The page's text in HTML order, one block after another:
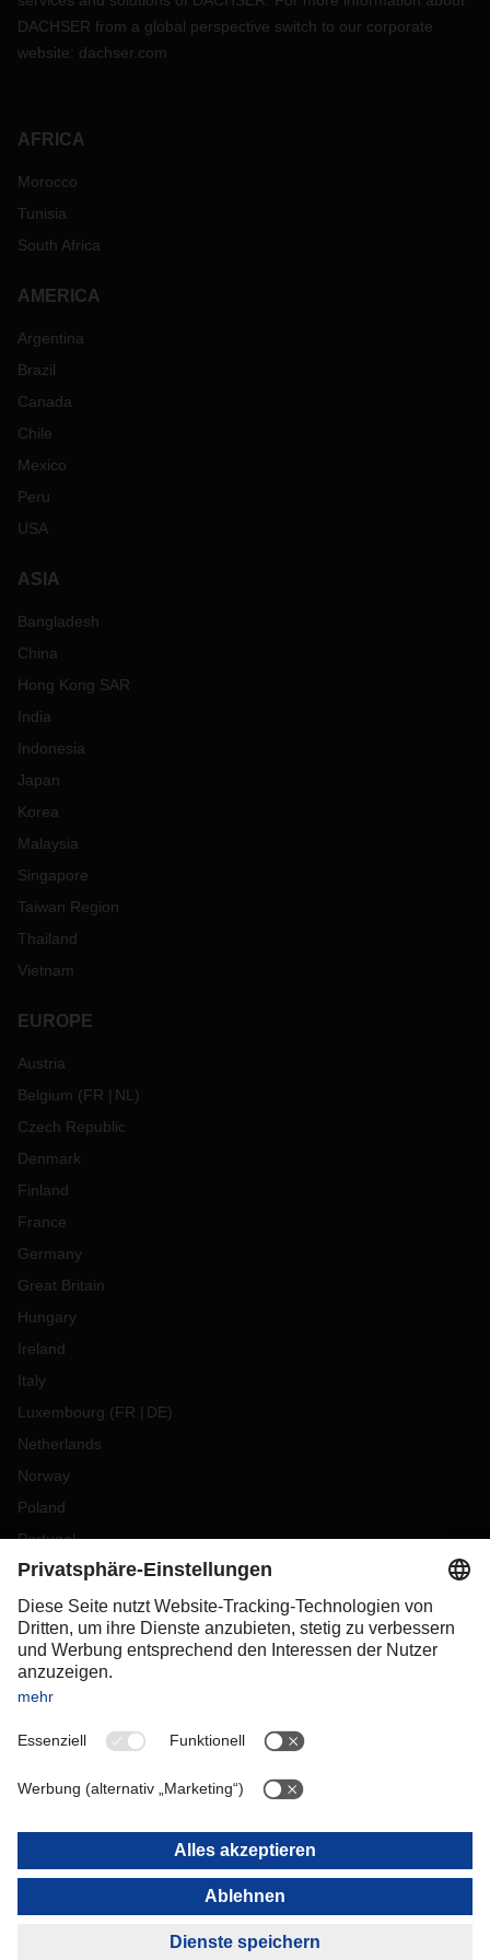
DACHSER from a global perspective switch to our corporate
website: dachser.com
AFRICA
Morocco
Tunisia
South Africa
AMERICA
Argentina
Brazil
Canada
Chile
Mexico
Peru
USA
ASIA
Bangladesh
China
Hong Kong SAR
India
Indonesia
Japan
Korea
Malaysia
Singapore
Taiwan Region
Thailand
Vietnam
EUROPE
Austria
Belgium (FR NL )
Czech Republic
Denmark
Finland
France
Germany
Great Britain
Hungary
Ireland
Italy
Luxembourg (FR DE)
Netherlands
Norway
Poland
Portugal
Romania
Slovakia
Spain
Sweden
Switzerland
OCEANIA